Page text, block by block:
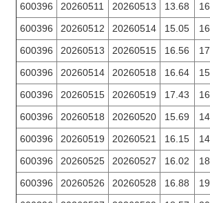
600396
20260511 20260513 13.68
600396
20260512 20260514 15.05
600396
20260513 20260515 16.56
600396
20260514 20260518 16.64
600396
20260515 20260519 17.43
600396
20260518 20260520 15.69
600396
20260519 20260521 16.15
600396
20260525 20260527 16.02
600396
20260526 20260528 16.88